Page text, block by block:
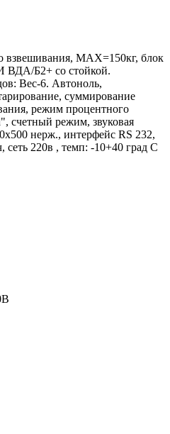
взвешивания, МАХ=150кг, блок
ВДА/Б2+ со стойкой.
Вес-6. Автоноль,
суммирование
режим процентного
счетный режим, звуковая
нерж., интерфейс RS 232,
сеть 220в , темп: -10+40 град С